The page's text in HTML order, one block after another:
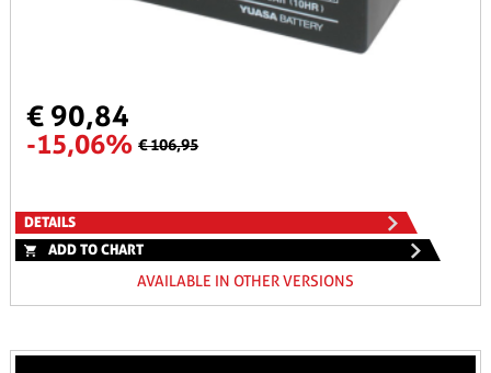
€ 90,84
-15,06% € 106,95
DETAILS
ADD TO CHART
AVAILABLE IN OTHER VERSIONS